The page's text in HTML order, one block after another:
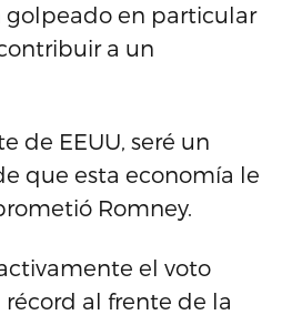
golpeado en particular
a un
de EEUU, seré un
que esta economía le
Romney.
el voto
al frente de la